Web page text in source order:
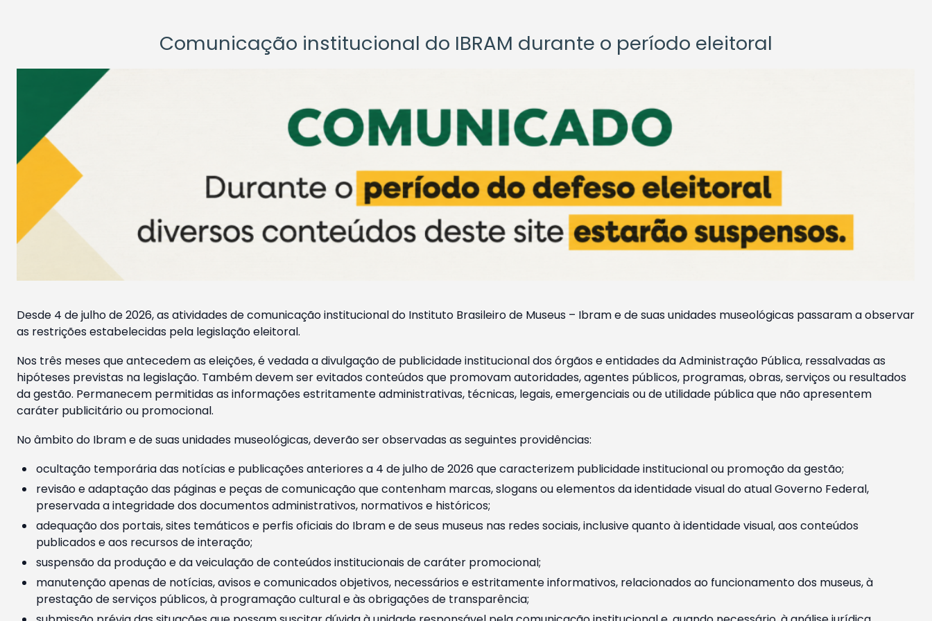
Comunicação institucional do IBRAM durante o período eleitoral
Desde 4 de julho de 2026, as atividades de comunicação institucional do Instituto Brasileiro de Museus – Ibram e de suas unidades museológicas passaram a observar
as restrições estabelecidas pela legislação eleitoral.
Nos três meses que antecedem as eleições, é vedada a divulgação de publicidade institucional dos órgãos e entidades da Administração Pública, ressalvadas as
hipóteses previstas na legislação. Também devem ser evitados conteúdos que promovam autoridades, agentes públicos, programas, obras, serviços ou resultados
da gestão. Permanecem permitidas as informações estritamente administrativas, técnicas, legais, emergenciais ou de utilidade pública que não apresentem
caráter publicitário ou promocional.
No âmbito do Ibram e de suas unidades museológicas, deverão ser observadas as seguintes providências:
ocultação temporária das notícias e publicações anteriores a 4 de julho de 2026 que caracterizem publicidade institucional ou promoção da gestão;
revisão e adaptação das páginas e peças de comunicação que contenham marcas, slogans ou elementos da identidade visual do atual Governo Federal,
preservada a integridade dos documentos administrativos, normativos e históricos;
adequação dos portais, sites temáticos e perfis oficiais do Ibram e de seus museus nas redes sociais, inclusive quanto à identidade visual, aos conteúdos
publicados e aos recursos de interação;
suspensão da produção e da veiculação de conteúdos institucionais de caráter promocional;
manutenção apenas de notícias, avisos e comunicados objetivos, necessários e estritamente informativos, relacionados ao funcionamento dos museus, à
prestação de serviços públicos, à programação cultural e às obrigações de transparência;